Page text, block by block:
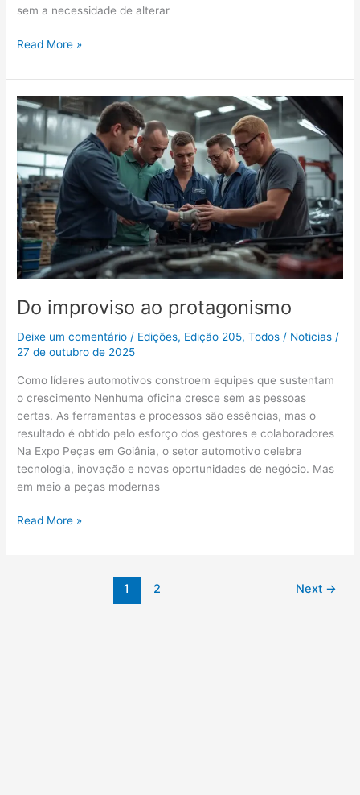
sem a necessidade de alterar
Read More »
Do improviso ao protagonismo
Deixe um comentário / Edições, Edição 205,Todos / Noticias /
27 de outubro de 2025
Como líderes automotivos constroem equipes que sustentam
o crescimento Nenhuma oficina cresce sem as pessoas
certas. As ferramentas e processos são essências, mas o
resultado é obtido pelo esforço dos gestores e colaboradores
Na Expo Peças em Goiânia, o setor automotivo celebra
tecnologia, inovação e novas oportunidades de negócio. Mas
em meio a peças modernas
Do
improviso
ao
protagonismo
Read More »
1 2 Next →